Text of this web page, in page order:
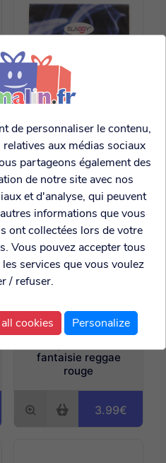
fantaisie voile fumée
3.99€
fantaisie reggae
rouge
3.99€
de personnaliser le contenu,
aux médias sociaux
partageons également des
de notre site avec nos
et d'analyse, qui peuvent
informations que vous
ont collectées lors de votre
Vous pouvez accepter tous
services que vous voulez
/ refuser.
cookies Personalize